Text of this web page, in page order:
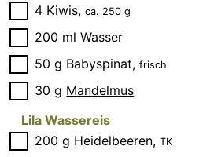
▢
4 Kiwis,ca. 250 g
▢
200 ml Wasser
▢
50 g Babyspinat,frisch
▢
30 g Mandelmus
Lila Wassereis
▢
200 g Heidelbeeren,TK